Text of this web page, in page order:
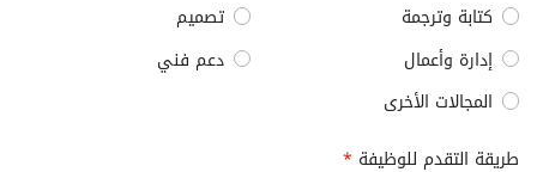
كتابة وترجمة
تصميم
إدارة وأعمال
دعم فني
المجالات الأخرى
طريقة التقدم للوظيفة *